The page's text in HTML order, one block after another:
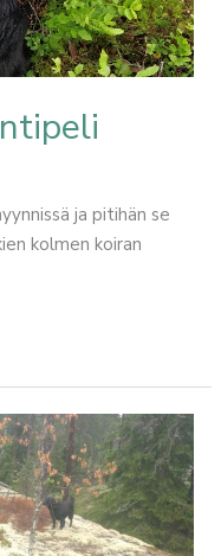
ja pitihän se
kolmen koiran